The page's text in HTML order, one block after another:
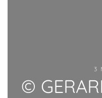
3
©